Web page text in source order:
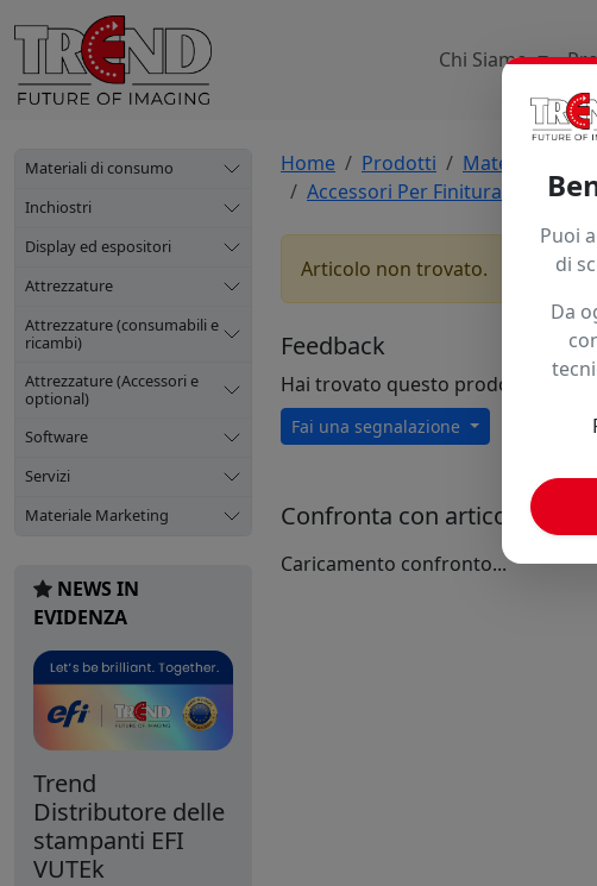
Chi Siamo
Materiali di consumo
Inchiostri
Display ed espositori
Attrezzature
Attrezzature (consumabili e
ricambi)
Attrezzature (Accessori e
optional)
Software
Servizi
Materiale Marketing
NEWS IN
EVIDENZA
Trend
Distributore delle
stampanti EFI
VUTEk
Home Prodotti Materiali Di
Accessori Per Finitura Banner E
Articolo non trovato.
Feedback
Hai trovato questo prodotto ad un
Fai una segnalazione
Confronta con articoli simili
Caricamento confronto...
Puoi
di
Da